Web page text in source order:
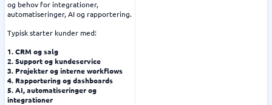
og behov for integrationer,
automatiseringer, AI og rapportering.
Typisk starter kunder med:
1. CRM og salg
2. Support og kundeservice
3. Projekter og interne workflows
4. Rapportering og dashboards
5. AI, automatiseringer og
integrationer